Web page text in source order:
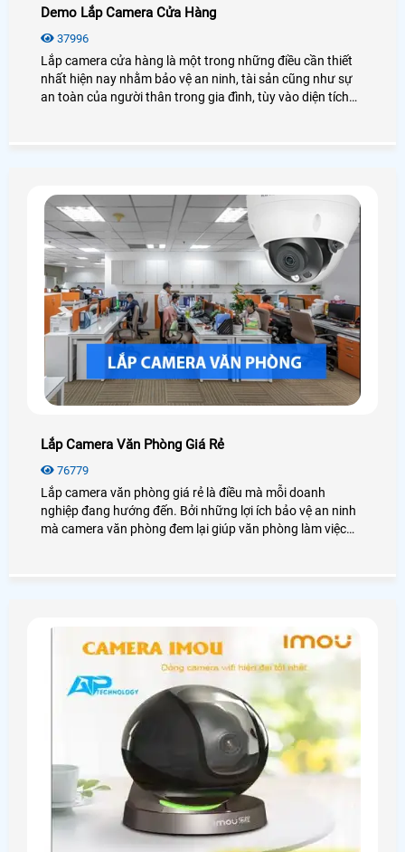
Demo Lắp Camera Cửa Hàng
37996
Lắp camera cửa hàng là một trong những điều cần thiết
nhất hiện nay nhằm bảo vệ an ninh, tài sản cũng như sự
an toàn của người thân trong gia đình, tùy vào diện tích
Lắp Camera Văn Phòng Giá Rẻ
76779
Lắp camera văn phòng giá rẻ là điều mà mỗi doanh
nghiệp đang hướng đến. Bởi những lợi ích bảo vệ an ninh
mà camera văn phòng đem lại giúp văn phòng làm việc